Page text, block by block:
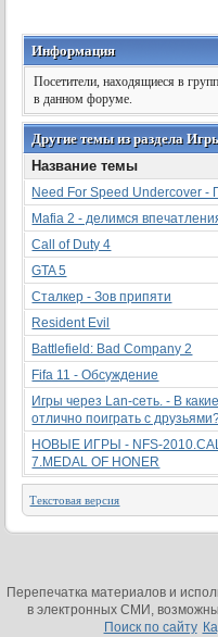
Информация
Посетители, находящиеся в
в данном форуме.
Другие темы из раздела
Название темы
Need For Speed Undercover -
Mafia 2 - делимся
Call of Duty 4
GTA 5
Сталкер - Зов припяти
Resident Evil
Battlefield: Bad Company 2
Fifa 11 - Обсуждение
Игры через Lan-сеть. - В
отлично поиграть с
НОВЫЕ ИГРЫ - NFS-
7.MEDAL OF HONER
Текстовая версия
Перепечатка материалов и
в электронных СМИ,
Поиск по сайту